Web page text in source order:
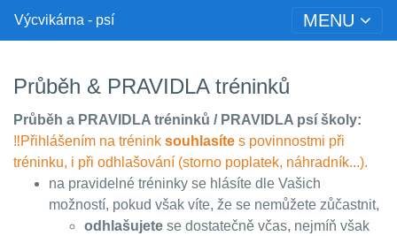
Výcvikárna - psí MENU
Průběh & PRAVIDLA tréninků
Průběh a PRAVIDLA tréninků / PRAVIDLA psí školy:
‼️Přihlášením na trénink souhlasíte s povinnostmi při
tréninku, i při odhlašování (storno poplatek, náhradník...).
na pravidelné tréninky se hlásíte dle Vašich
možností, pokud však víte, že se nemůžete zůčastnit,
odhlašujete se dostatečně včas, nejmíň však